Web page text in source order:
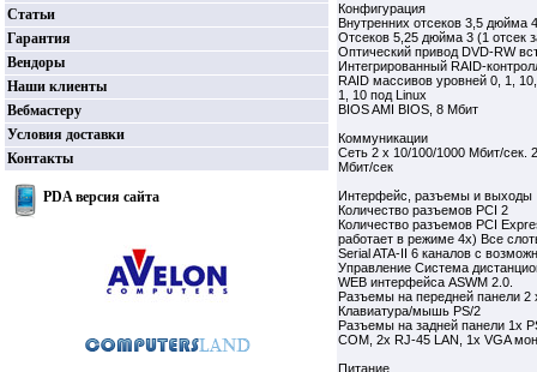
Статьи
Гарантия
Вендоры
Наши клиенты
Вебмастеру
Условия доставки
Контакты
PDA версия сайта
Конфигурация
Внутренних отсеков 3,5 дюйма 4
Отсеков 5,25 дюйма 3 (1 отсек
Оптический привод DVD-RW
Интегрированный RAID-
RAID массивов уровней 0, 1,
1, 10 под Linux
BIOS AMI BIOS, 8 Мбит
Коммуникации
Сеть 2 x 10/100/1000 Мбит/сек.
Мбит/сек
Интерфейс, разъемы и выходы
Количество разъемов PCI 2
Количество разъемов PCI
работает в режиме 4х) Все
Serial ATA-II 6 каналов с
Управление Система
WEB интерфейса ASWM 2.0.
Разъемы на передней панели 2
Клавиатура/мышь PS/2
Разъемы на задней панели 1x
COM, 2x RJ-45 LAN, 1x VGA
Питание